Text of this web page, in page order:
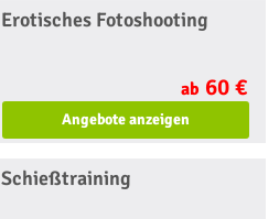
Erotisches Fotoshooting
ab 60 €
Angebote anzeigen
Schießtraining